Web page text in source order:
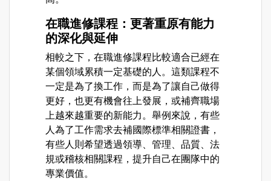
在職進修課程：更著重原有能力
的深化與延伸
相較之下，在職進修課程比較適合已經在
某個領域累積一定基礎的人。這類課程不
一定是為了換工作，而是為了讓自己做得
更好，也更有機會往上發展，或補齊職場
上越來越重要的新能力。舉例來說，有些
人為了工作需求去補國際標準相關證書，
有些人則希望透過領導、管理、品質、法
規或稽核相關課程，提升自己在團隊中的
專業價值。